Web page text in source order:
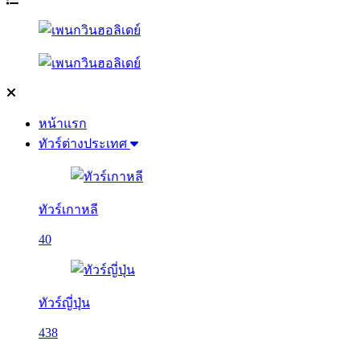
หน้าแรก
ทัวร์ต่างประเทศ
ทัวร์เกาหลี
40
ทัวร์ญี่ปุ่น
438